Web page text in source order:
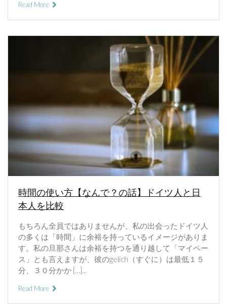
Read More
時間の使い方【なんで？の話】ドイツ人と日
本人を比較
もちろん全員ではありませんが、私の出会ったドイツ人
の多くは「時間」に余裕を持っているイメージがありま
す。私の旦那さんは余裕を持つを通り越して「マイペー
ス」とも言えますが、彼のgelich（すぐに）は最低１５
分、３０分かか […]...
Read More